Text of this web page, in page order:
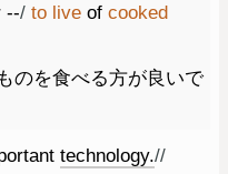
--/ to live of cooked
のを食べる方が良いで
technology.//